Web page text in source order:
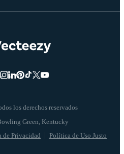
los derechos reservados
de Privacidad Política de Uso Justo